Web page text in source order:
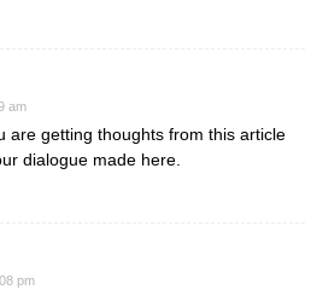
am
are getting thoughts from this article
dialogue made here.
pm